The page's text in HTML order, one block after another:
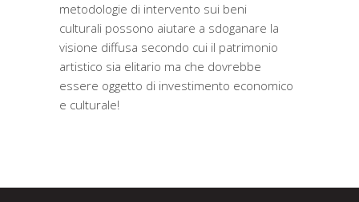
metodologie di intervento sui beni
culturali possono aiutare a sdoganare la
visione diffusa secondo cui il patrimonio
artistico sia elitario ma che dovrebbe
essere oggetto di investimento economico
e culturale!